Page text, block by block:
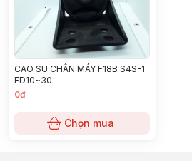
CAO SU CHÂN MÁY F18B S4S-1
FD10~30
0đ
Chọn mua